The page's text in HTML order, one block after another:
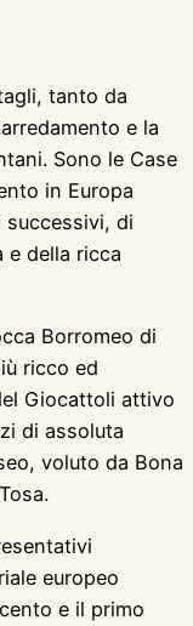
tanto da
e la
Sono le Case
in Europa
di
e della ricca
Borromeo di
ricco ed
Giocattoli attivo
di assoluta
voluto da Bona
europeo
e il primo